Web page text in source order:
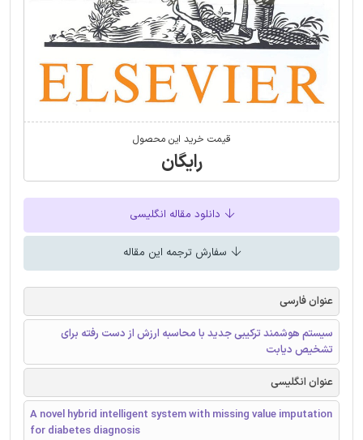
قیمت خرید این محصول
رایگان
دانلود مقاله انگلیسی
سفارش ترجمه این مقاله
عنوان فارسی
سیستم هوشمند ترکیبی جدید با محاسبه ارزش از دست رفته برای
تشخیص دیابت
عنوان انگلیسی
A novel hybrid intelligent system with missing value imputation
for diabetes diagnosis